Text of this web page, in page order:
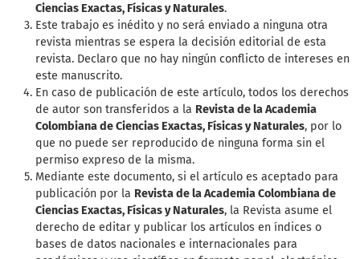
Ciencias Exactas, Físicas y Naturales.
Este trabajo es inédito y no será enviado a ninguna otra
revista mientras se espera la decisión editorial de esta
revista. Declaro que no hay ningún conflicto de intereses en
este manuscrito.
En caso de publicación de este artículo, todos los derechos
de autor son transferidos a la Revista de la Academia
Colombiana de Ciencias Exactas, Físicas y Naturales, por lo
que no puede ser reproducido de ninguna forma sin el
permiso expreso de la misma.
Mediante este documento, si el artículo es aceptado para
publicación por la Revista de la Academia Colombiana de
Ciencias Exactas, Físicas y Naturales, la Revista asume el
derecho de editar y publicar los artículos en índices o
bases de datos nacionales e internacionales para